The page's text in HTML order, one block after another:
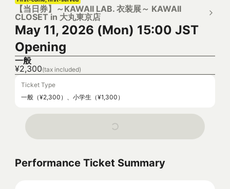
【当日券】～KAWAII LAB. 衣装展～ KAWAII
CLOSET in 大丸東京店
May 11, 2026 (Mon) 15:00 JST
Opening
一般
¥2,300(tax included)
Ticket Type
一般（¥2,300）、小学生（¥1,300）
Performance Ticket Summary